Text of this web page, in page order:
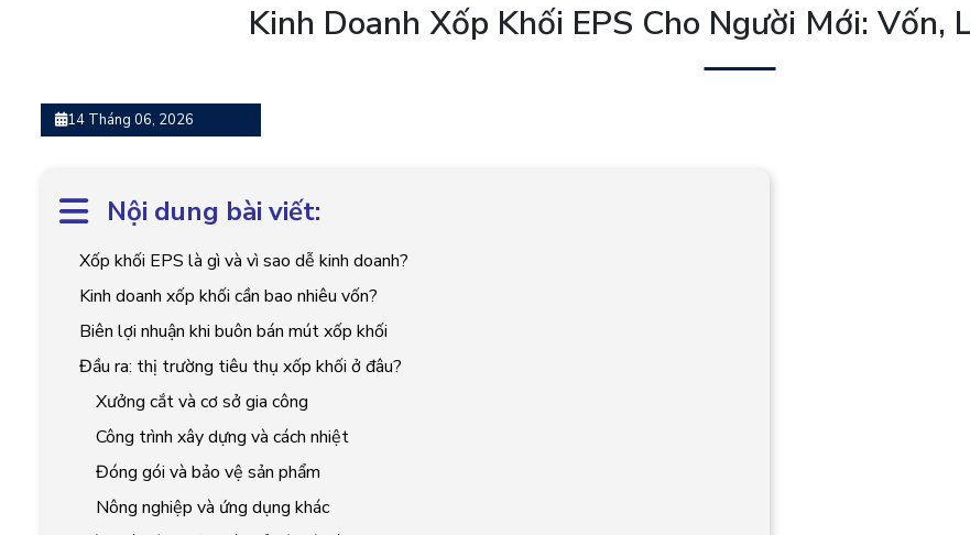
Kinh Doanh Xốp Khối EPS Cho Người Mới: Vốn,
14 Tháng 06, 2026
Nội dung bài viết:
Xốp khối EPS là gì và vì sao dễ kinh doanh?
Kinh doanh xốp khối cần bao nhiêu vốn?
Biên lợi nhuận khi buôn bán mút xốp khối
Đầu ra: thị trường tiêu thụ xốp khối ở đâu?
Xưởng cắt và cơ sở gia công
Công trình xây dựng và cách nhiệt
Đóng gói và bảo vệ sản phẩm
Nông nghiệp và ứng dụng khác